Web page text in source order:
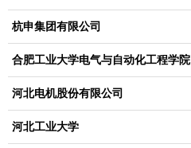
杭申集团有限公司
合肥工业大学电气与自动化工程学院
河北电机股份有限公司
河北工业大学